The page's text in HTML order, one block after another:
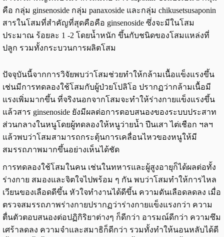
คือ กลุ่ม ginsenoside กลุ่ม panaxoside และกลุ่ม chikusetsusaponin
สารในโสมที่สำคัญที่สุดคือคือ ginsenoside ซึ่งจะมีในโสม
ประมาณ ร้อยละ 1 -2 โดยน้ำหนัก ขึ้นกับชนิดของโสมแหล่งที่
ปลูก รวมทั้งกระบวนการผลิตโสม
ปัจจุบันนี้จากการวิจัยพบว่าโสมช่วยทำให้กล้ามเนื้อแข็งแรงขึ้น
เช่นมีการทดลองใช้โสมกับผู้ป่วยโปลิโอ ปรากฏว่ากล้ามเนื้อมี
แรงเพิ่มมากขึ้น ที่จริงนอกจากโสมจะทำให้ร่างกายแข็งแรงขึ้น
แล้วสาร ginsenoside ยังมีผลต่อการตอบสนองของระบบประสาท
ส่วนกลางในหนูโดยผู้ทดลองให้หนูว่ายน้ำ ปีนเสา ไต่เชือก ฯลฯ
แล้วพบว่าโสมสามารถกระตุ้นการเคลื่อนไหวของหนูให้มี
สมรรถภาพมากขึ้นอย่างเห็นได้ชัด
การทดลองใช้โสมในคน เช่นในทหารและผู้สูงอายุก็ได้ผลต่อทั้ง
ร่างกาย สมองและจิตใจไปพร้อม ๆ กัน พบว่าโสมทำให้การไหล
เวียนของเลือดดีขึ้น หัวใจทำงานได้ดีขึ้น ความดันเลือดลดลง เมื่อ
ตรวจสมรรถภาพร่างกายปรากฏว่าร่างกายแข็งแรงกว่า ความ
ตื่นตัวตอบสนองต่อปฏิกิริยาต่างๆ ก็ดีกว่า อารมณ์ดีกว่า ความซึม
เศร้าลดลง ความจำและสมาธิก็ดีกว่า รวมทั้งทำให้นอนหลับได้ดี